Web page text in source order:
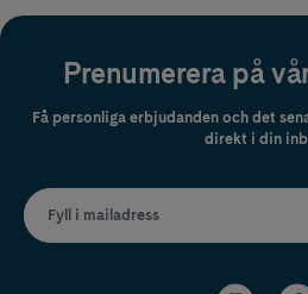
Prenumerera på
Få personliga erbjudanden och det
direkt i din
Fyll i mailadress